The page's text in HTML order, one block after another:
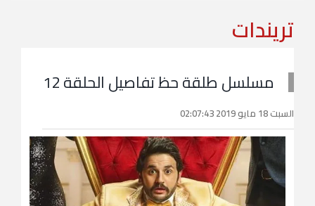
تريندات
مسلسل طلقة حظ تفاصيل الحلقة 12
السبت 18 مايو 2019 02:07:43